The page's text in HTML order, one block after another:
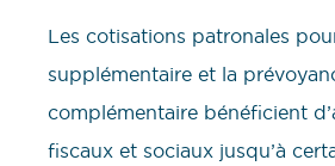
Les cotisations patronales
supplémentaire et la
complémentaire bénéficient
fiscaux et sociaux jusqu’à